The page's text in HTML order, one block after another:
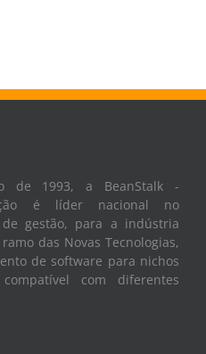
de 1993, a BeanStalk -
é líder nacional no
gestão, para a indústria
das Novas Tecnologias,
de software para nichos
com diferentes